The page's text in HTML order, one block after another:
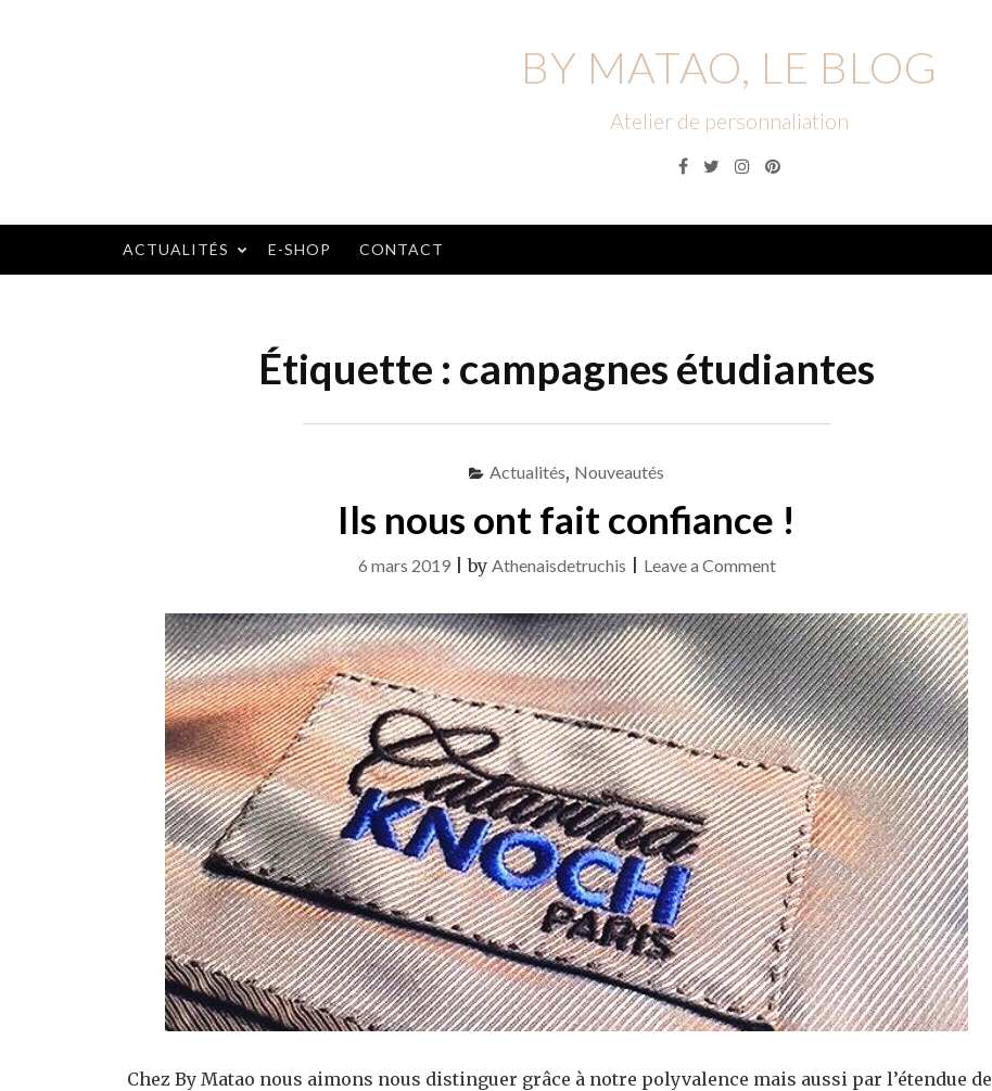
BY MATAO, LE BLOG
Atelier de personnaliation
Facebook
TwitterInstagram
Pinterest
ACTUALITÉS E-SHOP CONTACT
Étiquette : campagnes étudiantes
Actualités, Nouveautés
Ils nous ont fait confiance !
6 mars 2019|by Athenaisdetruchis Leave a Commenton
nous
ont
fait
confiance
!
Chez By Matao nous aimons nous distinguer grâce à notre polyvalence mais aussi par l’étendue de